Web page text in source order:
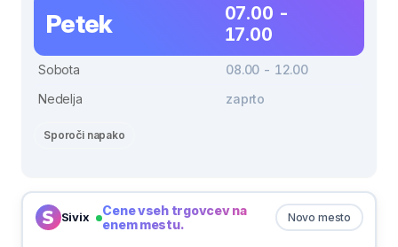
Petek
07.00 -
17.00
Sobota
08.00 - 12.00
Nedelja
zaprto
Sporoči napako
Sivix Novo mesto
Cene vseh trgovcev na
enem mestu.